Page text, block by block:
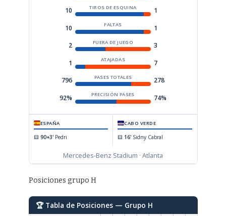
10 TIROS DE ESQUINA 1
10 FALTAS 1
2 FUERA DE JUEGO 3
1 ATAJADAS 7
796 PASES TOTALES 278
92% PRECISIÓN PASES 74%
ESPAÑA
🟨 90+3'Pedri
CABO VERDE
🟨 16' Sidny Cabral
Mercedes-Benz Stadium · Atlanta
Posiciones grupo H
🏆 Tabla de Posiciones — Grupo H